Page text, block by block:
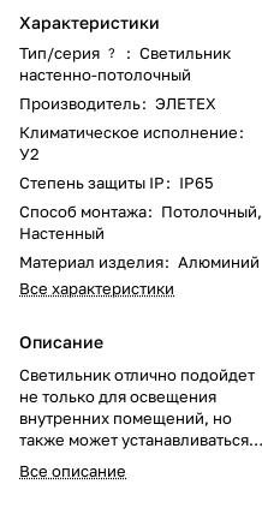
Характеристики
Тип/серия ? : Светильник
настенно-потолочный
Производитель: ЭЛЕТЕХ
Климатическое исполнение:
У2
Степень защиты IP: IP65
Способ монтажа: Потолочный,
Настенный
Материал изделия: Алюминий
Все характеристики
Описание
Светильник отлично подойдет
не только для освещения
внутренних помещений, но
также может устанавливаться
на открытых верандах,
беседках, использоваться при
Все описание